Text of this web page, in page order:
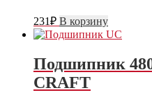
231₽ В корзину
Подшипник
CRAFT